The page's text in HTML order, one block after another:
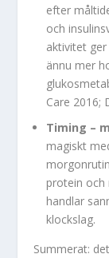
efter
och
aktivitet
ännu mer
Care 2016;
Timing –
magiskt
protein och
handlar
klockslag.
Summerat: